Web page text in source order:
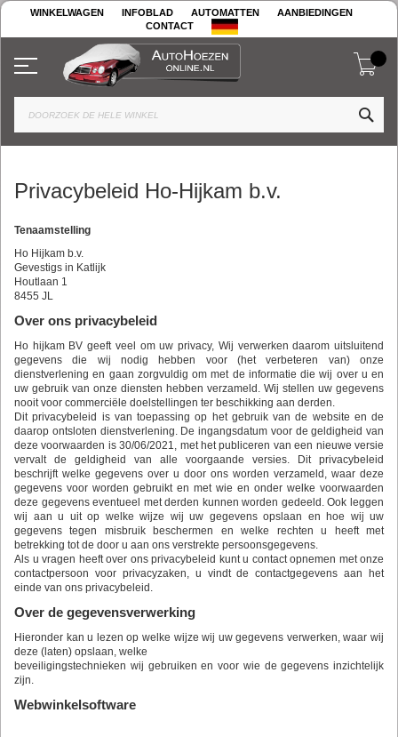
Ga
naar
de
inhoud
WINKELWAGEN INFOBLAD AUTOMATTEN
AANBIEDINGEN
CONTACT
Privacybeleid Ho-Hijkam b.v.
Tenaamstelling
Ho Hijkam b.v.
Gevestigs in Katlijk
Houtlaan 1
8455 JL
Over ons privacybeleid
Ho hijkam BV geeft veel om uw privacy, Wij verwerken daarom uitsluitend
gegevens die wij nodig hebben voor (het verbeteren van) onze
dienstverlening en gaan zorgvuldig om met de informatie die wij over u en
uw gebruik van onze diensten hebben verzameld. Wij stellen uw gegevens
nooit voor commerciële doelstellingen ter beschikking aan derden.
Dit privacybeleid is van toepassing op het gebruik van de website en de
daarop ontsloten dienstverlening. De ingangsdatum voor de geldigheid van
deze voorwaarden is 30/06/2021, met het publiceren van een nieuwe versie
vervalt de geldigheid van alle voorgaande versies. Dit privacybeleid
beschrijft welke gegevens over u door ons worden verzameld, waar deze
gegevens voor worden gebruikt en met wie en onder welke voorwaarden
deze gegevens eventueel met derden kunnen worden gedeeld. Ook leggen
wij aan u uit op welke wijze wij uw gegevens opslaan en hoe wij uw
gegevens tegen misbruik beschermen en welke rechten u heeft met
betrekking tot de door u aan ons verstrekte persoonsgegevens.
Als u vragen heeft over ons privacybeleid kunt u contact opnemen met onze
contactpersoon voor privacyzaken, u vindt de contactgegevens aan het
einde van ons privacybeleid.
Over de gegevensverwerking
Hieronder kan u lezen op welke wijze wij uw gegevens verwerken, waar wij
deze (laten) opslaan, welke
beveiligingstechnieken wij gebruiken en voor wie de gegevens inzichtelijk
zijn.
Webwinkelsoftware